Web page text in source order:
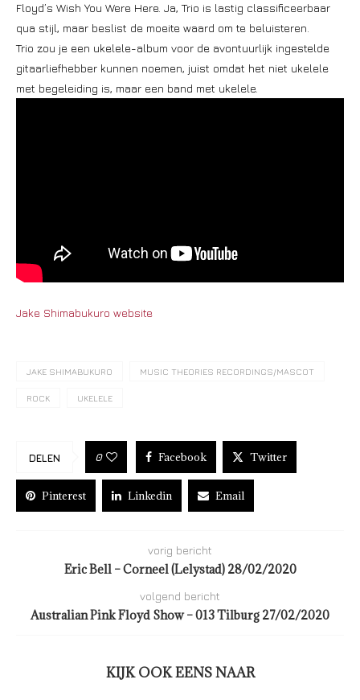
Floyd’s Wish You Were Here. Ja, Trio is lastig classificeerbaar
qua stijl, maar beslist de moeite waard om te beluisteren.
Trio zou je een ukelele-album voor de avontuurlijk ingestelde
gitaarliefhebber kunnen noemen, juist omdat het niet ukelele
met begeleiding is, maar een band met ukelele.
Jake Shimabukuro website
JAKE SHIMABUKURO MUSIC THEORIES RECORDINGS/MASCOT
ROCK UKELELE
DELEN 0 Facebook Twitter
Pinterest Linkedin Email
vorig bericht
Eric Bell – Corneel (Lelystad) 28/02/2020
volgend bericht
Australian Pink Floyd Show – 013 Tilburg 27/02/2020
KIJK OOK EENS NAAR